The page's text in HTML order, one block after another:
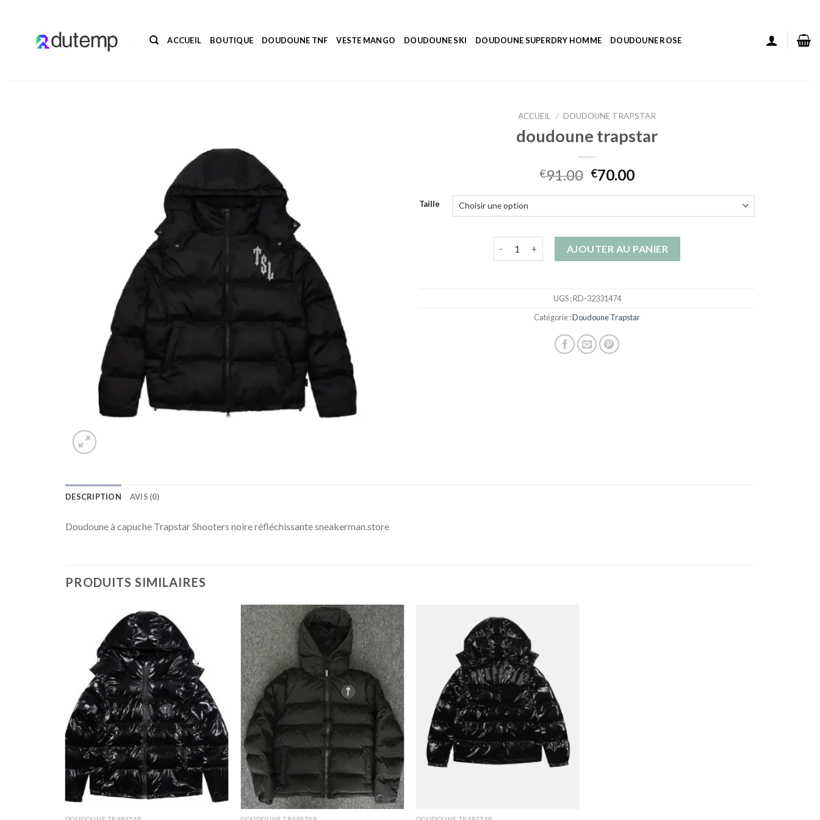
ACCUEIL BOUTIQUE DOUDOUNE TNF VESTE MANGO DOUDOUNE SKI DOUDOUNE SUPERDRY HOMME DOUDOUNE ROSE
ACCUEIL / DOUDOUNE TRAPSTAR
doudoune trapstar
€91.00 €70.00
Taille
AJOUTER AU PANIER
UGS :RD-32331474
Catégorie :Doudoune Trapstar
DESCRIPTION AVIS (0)
Doudoune à capuche Trapstar Shooters noire réfléchissante sneakerman.store
PRODUITS SIMILAIRES